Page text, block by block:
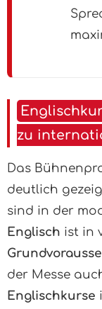
zu
Das
deutlich
sind in der
Englisch ist in
der Messe
Englischkurse